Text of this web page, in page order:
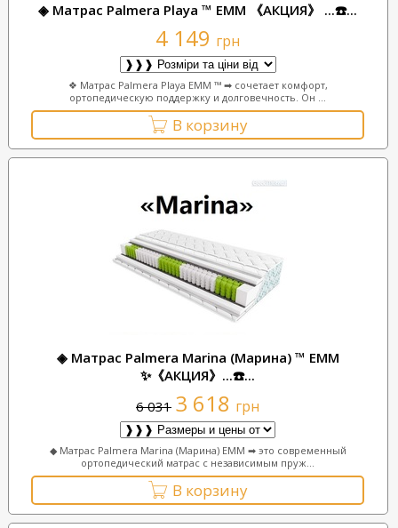
◈ Матрас Palmera Playa ™ ЕММ 《АКЦИЯ》 ...☎️...
4 149 грн
❖ Матрас Palmera Playa ЕММ ™ ➡ сочетает комфорт,
ортопедическую поддержку и долговечность. Он ...
В корзину
◈ Матрас Palmera Marina (Марина) ™ ЕММ
✨《АКЦИЯ》...☎️...
6 031 3 618 грн
◆ Матрас Palmera Marina (Марина) ЕММ ➡ это современный
ортопедический матрас с независимым пруж...
В корзину